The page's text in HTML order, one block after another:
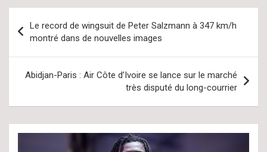
de
l’article
Le record de wingsuit de Peter Salzmann à 347 km/h
montré dans de nouvelles images
Abidjan-Paris : Air Côte d’Ivoire se lance sur le marché
très disputé du long-courrier